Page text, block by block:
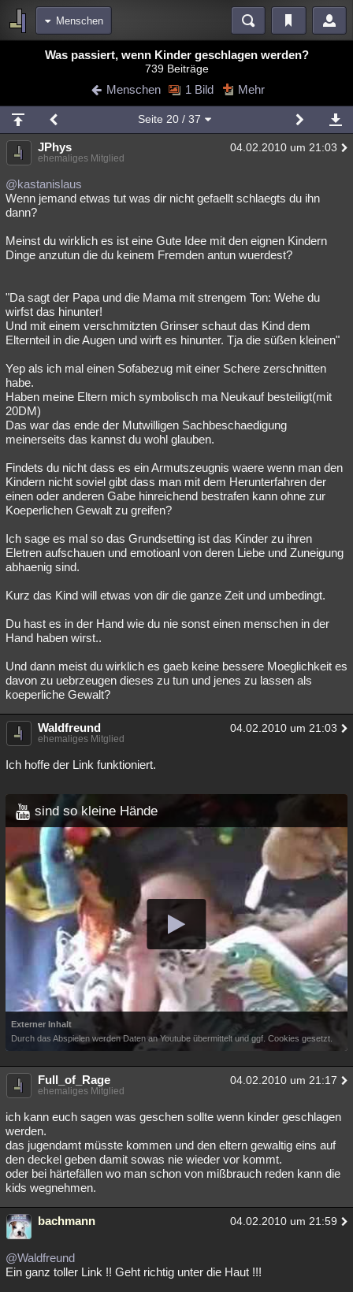
Menschen
Bereiche
Blogs Videos
Chat Wiki Neuigkeiten
meine Rubriken
Menschen Mystery Kriminalfälle
Spiritualität
Natur
weitere Rubriken
Philosophie Träume Orte Esoterik Literatur
Astronomie Helpdesk Gruppen Gaming Filme
Musik Clash Verbesserungen Allmystery English
Übersichten
Besucht Teilgenommen Alle Neue Geschlossen
Lesenswert Schlüsselwörter
Was passiert, wenn Kinder geschlagen werden?
739 Beiträge
Menschen 1 Bild Mehr
Seite 20/ 37
JPhys 04.02.2010 um 21:03
ehemaliges Mitglied
@kastanislaus
Wenn jemand etwas tut was dir nicht gefaellt schlaegts du ihn
dann?
Meinst du wirklich es ist eine Gute Idee mit den eignen Kindern
Dinge anzutun die du keinem Fremden antun wuerdest?
"Da sagt der Papa und die Mama mit strengem Ton: Wehe du
wirfst das hinunter!
Und mit einem verschmitzten Grinser schaut das Kind dem
Elternteil in die Augen und wirft es hinunter. Tja die süßen kleinen"
Yep als ich mal einen Sofabezug mit einer Schere zerschnitten
habe.
Haben meine Eltern mich symbolisch ma Neukauf besteiligt(mit
20DM)
Das war das ende der Mutwilligen Sachbeschaedigung
meinerseits das kannst du wohl glauben.
Findets du nicht dass es ein Armutszeugnis waere wenn man den
Kindern nicht soviel gibt dass man mit dem Herunterfahren der
einen oder anderen Gabe hinreichend bestrafen kann ohne zur
Koeperlichen Gewalt zu greifen?
Ich sage es mal so das Grundsetting ist das Kinder zu ihren
Eletren aufschauen und emotioanl von deren Liebe und Zuneigung
abhaenig sind.
Kurz das Kind will etwas von dir die ganze Zeit und umbedingt.
Du hast es in der Hand wie du nie sonst einen menschen in der
Hand haben wirst..
Und dann meist du wirklich es gaeb keine bessere Moeglichkeit es
davon zu uebrzeugen dieses zu tun und jenes zu lassen als
koeperliche Gewalt?
Waldfreund 04.02.2010 um 21:03
ehemaliges Mitglied
Ich hoffe der Link funktioniert.
sind so kleine Hände
Externer Inhalt
Durch das Abspielen werden Daten an Youtube übermittelt und ggf. Cookies gesetzt.
Full_of_Rage 04.02.2010 um 21:17
ehemaliges Mitglied
ich kann euch sagen was geschen sollte wenn kinder geschlagen
werden.
das jugendamt müsste kommen und den eltern gewaltig eins auf
den deckel geben damit sowas nie wieder vor kommt.
oder bei härtefällen wo man schon von mißbrauch reden kann die
kids wegnehmen.
bachmann 04.02.2010 um 21:59
@Waldfreund
Ein ganz toller Link !! Geht richtig unter die Haut !!!